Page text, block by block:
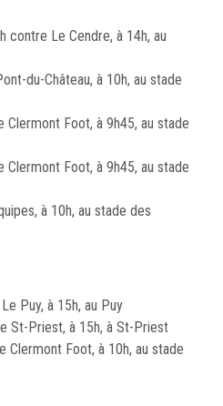
contre Le Cendre, à 14h, au
du-Château, à 10h, au stade
Clermont Foot, à 9h45, au stade
Clermont Foot, à 9h45, au stade
à 10h, au stade des
Puy, à 15h, au Puy
St-Priest, à 15h, à St-Priest
Clermont Foot, à 10h, au stade